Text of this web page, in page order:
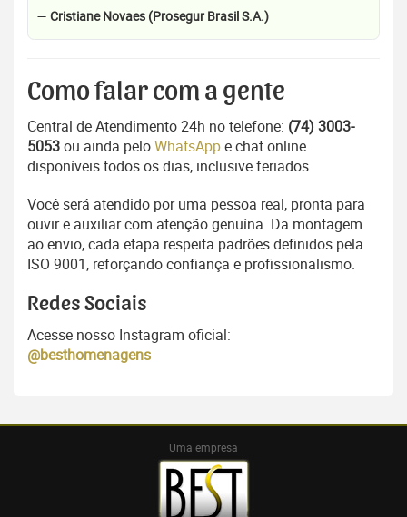
— Cristiane Novaes (Prosegur Brasil S.A.)
Como falar com a gente
Central de Atendimento 24h no telefone: (74) 3003-
5053ou ainda peloWhatsAppe chat online
disponíveis todos os dias, inclusive feriados.
Você será atendido por uma pessoa real, pronta para
ouvir e auxiliar com atenção genuína. Da montagem
ao envio, cada etapa respeita padrões definidos pela
ISO 9001, reforçando confiança e profissionalismo.
Redes Sociais
Acesse nosso Instagram oficial:
@besthomenagens
Uma empresa